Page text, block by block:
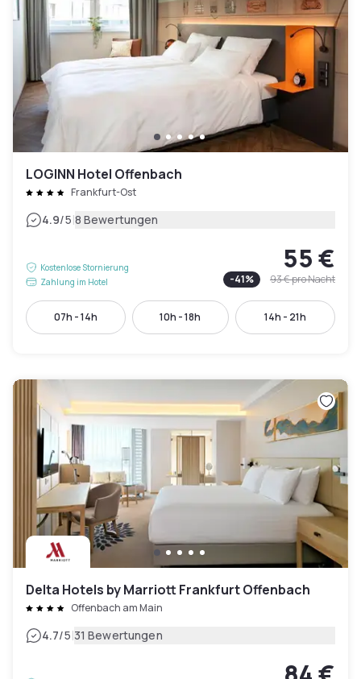
LOGINN Hotel Offenbach
Frankfurt-Ost
4.9/5|8 Bewertungen
Kostenlose Stornierung
Zahlung im Hotel
55 €
-41% 93 €pro Nacht
07h - 14h 10h - 18h 14h - 21h
Delta Hotels by Marriott Frankfurt Offenbach
Offenbach am Main
4.7/5|31 Bewertungen